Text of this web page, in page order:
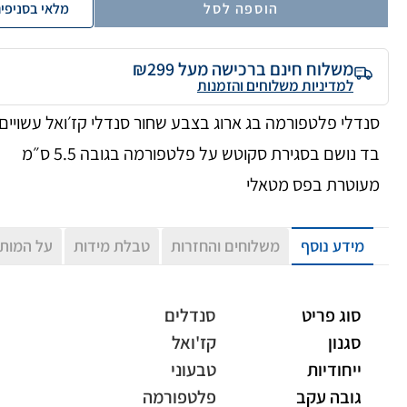
הוספה לסל מלאי
משלוח חינם ברכישה מעל ₪299
למדיניות משלוחים והזמנות
סנדלי פלטפורמה בג ארוג בצבע שחור סנדלי קז׳ואל
בד נושם בסגירת סקוטש על פלטפורמה בגובה 5.5 ס״מ
מעוטרת בפס מטאלי
מידע נוסף משלוחים והחזרות טבלת מידות על
סוג פריט
סנדלים
סגנון
קז'ואל
ייחודיות
טבעוני
גובה עקב
פלטפורמה